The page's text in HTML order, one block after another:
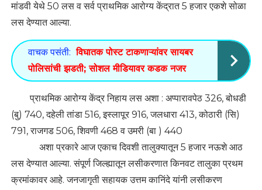
मांडवी येथे 50 लस व सर्व प्राथमिक आरोग्य केंद्रात 5 हजार एकशे सोळा
लस देण्यात आल्या.
वाचक पसंती: विघातक पोस्ट टाकणाऱ्यांवर सायबर
पोलिसांची झडती; सोशल मीडियावर कडक नजर
प्राथमिक आरोग्य केंद्र निहाय लस अशा : अप्पारावपेठ 326, बोधडी
(बु) 740, दहेली तांडा 516, इस्लापूर 916, जलधारा 413, कोठारी (सि)
791, राजगड 506, शिवणी 468 व उमरी (बा ) 440
अशा प्रकारे आज एकाच दिवशी तालुक्यातून 5 हजार नऊशे आठ
लस देण्यात आल्या. संपूर्ण जिल्ह्यातून लसीकरणात किनवट तालुका प्रथम
क्रमांकावर आहे. जनजागृती सहायक उत्तम कानिंदे यांनी लसीकरण